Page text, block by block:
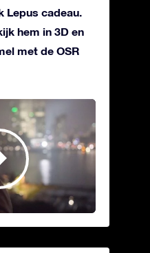
Lepus cadeau.
hem in 3D en
met de OSR